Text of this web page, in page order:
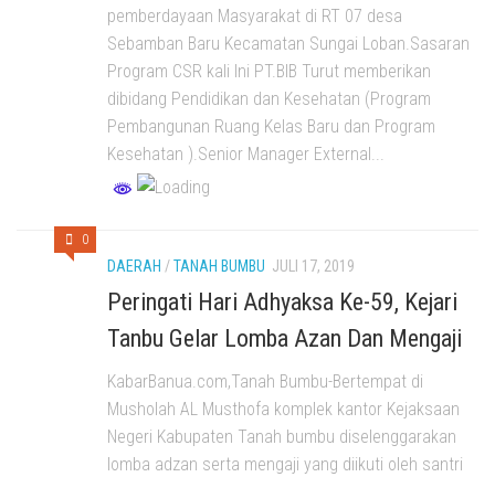
pemberdayaan Masyarakat di RT 07 desa
Sebamban Baru Kecamatan Sungai Loban.Sasaran
Program CSR kali Ini PT.BIB Turut memberikan
dibidang Pendidikan dan Kesehatan (Program
Pembangunan Ruang Kelas Baru dan Program
Kesehatan ).Senior Manager External...
0
DAERAH /TANAH BUMBU JULI 17, 2019
Peringati Hari Adhyaksa Ke-59, Kejari
Tanbu Gelar Lomba Azan Dan Mengaji
KabarBanua.com,Tanah Bumbu-Bertempat di
Musholah AL Musthofa komplek kantor Kejaksaan
Negeri Kabupaten Tanah bumbu diselenggarakan
lomba adzan serta mengaji yang diikuti oleh santri